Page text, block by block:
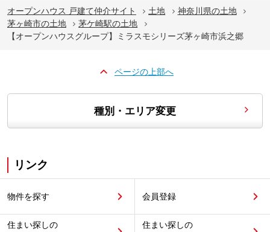
オープンハウス 戸建て仲介サイト 土地
神奈川県の土地
茅ヶ崎市の土地
茅ケ崎駅の土地
【オープンハウスグループ】ミラスモシリーズ茅ヶ崎市浜之郷
ページの上部へ
種別・エリア変更
リンク
物件を探す 会員登録
住まい探しの
住まい探しの